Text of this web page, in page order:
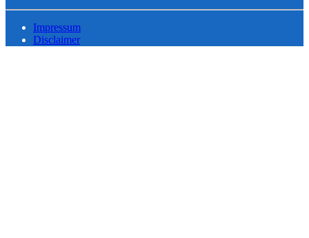
Impressum
Disclaimer